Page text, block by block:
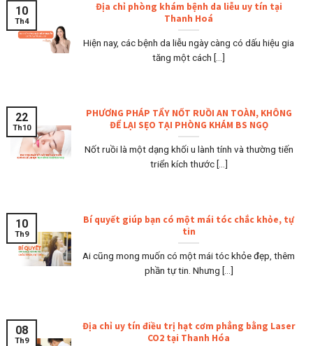
Địa chỉ phòng khám bệnh da liễu uy tín tại
Thanh Hoá
Hiện nay, các bệnh da liễu ngày càng có dấu hiệu gia
tăng một cách [...]
10
Th4
PHƯƠNG PHÁP TẨY NỐT RUỒI AN TOÀN, KHÔNG
ĐỂ LẠI SẸO TẠI PHÒNG KHÁM BS NGỌ
Nốt ruồi là một dạng khối u lành tính và thường tiến
triển kích thước [...]
22
Th10
Bí quyết giúp bạn có một mái tóc chắc khỏe, tự
tin
Ai cũng mong muốn có một mái tóc khỏe đẹp, thêm
phần tự tin. Nhưng [...]
10
Th9
Địa chỉ uy tín điều trị hạt cơm phẳng bằng Laser
CO2 tại Thanh Hóa
08
Th9